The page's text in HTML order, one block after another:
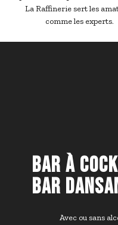
La Raffinerie sert les
comme les experts.
BAR À
BAR
Avec ou sans